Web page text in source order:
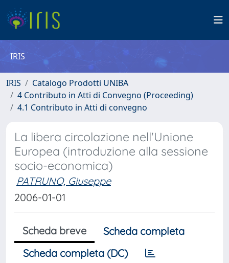
IRIS
IRIS
Catalogo Prodotti UNIBA
4 Contributo in Atti di Convegno (Proceeding)
4.1 Contributo in Atti di convegno
La libera circolazione nell'Unione
Europea (introduzione alla sessione
socio-economica)
PATRUNO, Giuseppe
2006-01-01
Scheda breve
Scheda completa
Scheda completa (DC)